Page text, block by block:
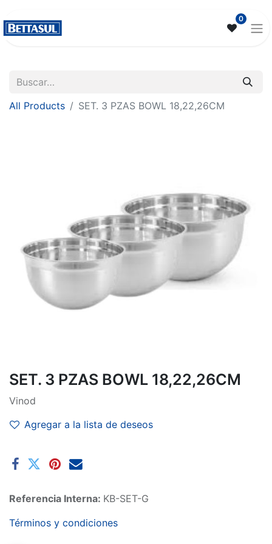
0
All Products SET. 3 PZAS BOWL 18,22,26CM
SET. 3 PZAS BOWL 18,22,26CM
Vinod
Agregar a la lista de deseos
Referencia Interna: KB-SET-G
Términos y condiciones